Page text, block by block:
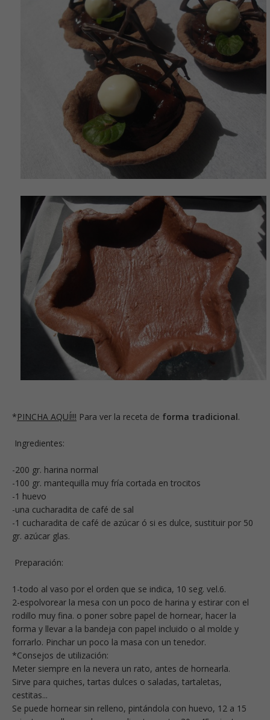
*PINCHA AQUÍ!!! Para ver la receta de forma tradicional.
Ingredientes:
-200 gr. harina normal
-100 gr. mantequilla muy fría cortada en trocitos
-1 huevo
-una cucharadita de café de sal
-1 cucharadita de café de azúcar ó si es dulce, sustituir por 50
gr. azúcar glas.
Preparación:
1-todo al vaso por el orden que se indica, 10 seg. vel.6.
2-espolvorear la mesa con un poco de harina y estirar con el
rodillo muy fina. o poner sobre papel de hornear, hacer la
forma y llevar a la bandeja con papel incluido o al molde y
forrarlo. Pinchar un poco la masa con un tenedor.
*Consejos de utilización:
Meter siempre en la nevera un rato, antes de hornearla.
Sirve para quiches, tartas dulces o saladas, tartaletas,
cestitas...
Se puede hornear sin relleno, pintándola con huevo, 12 a 15